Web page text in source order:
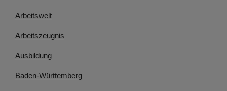
Arbeitswelt
Arbeitszeugnis
Ausbildung
Baden-Württemberg